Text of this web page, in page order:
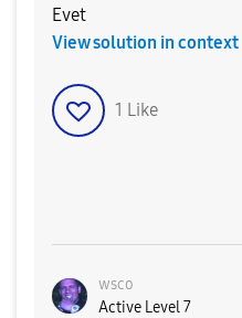
Evet
View solution in context
1 Like
wsco
Active Level 7